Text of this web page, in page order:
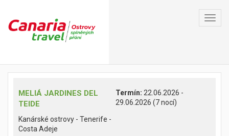
MELIÁ JARDINES DEL
TEIDE
Kanárské ostrovy - Tenerife -
Costa Adeje
Termín: 22.06.2026 -
29.06.2026 (7 nocí)